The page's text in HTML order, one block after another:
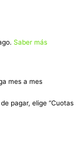
Saber más
mes a mes
pagar, elige “Cuotas